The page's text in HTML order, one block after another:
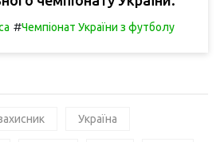
#Чемпіонат України з футболу
Україна